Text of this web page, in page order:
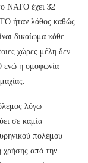
ΝΑΤΟ έχει 32
ήταν λάθος καθώς
δικαίωμα κάθε
χώρες μέλη δεν
ενώ η ομοφωνία
λόγω
σε καμία
πολέμου
χρήσης από την